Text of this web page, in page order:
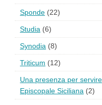
Sponde (22)
Studia (6)
Synodia (8)
Triticum (12)
Una presenza per
Episcopale Siciliana (2)